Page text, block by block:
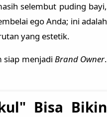
selembut puding bayi,
ego Anda; ini adalah
yang estetik.
siap menjadiBrand Owner.
Bisa Bikin